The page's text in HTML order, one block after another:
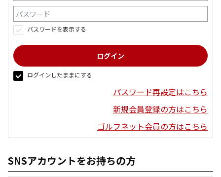
パスワードを表示する
ログインしたままにする
パスワード再設定はこちら
新規会員登録の方はこちら
ゴルフネット会員の方はこちら
SNSアカウントをお持ちの方